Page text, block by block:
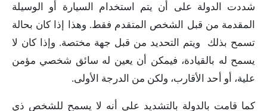
شددت الدولة على أن يتم استخدام السيارة أو الوسيلة
المقدمة من قبل الشخص المتقدم فقط. وهذا إذا كان بحالة
تسمح بذلك ويتم التحديد من قبل جهة مختصة. وإذا كان لا
يسمح له بالقيادة، فيمكن أن يعين له سائق شخصي مؤمن
علية، أو أحد الأقارب، ولكن من الدرجة الأولى.
كما قامت بالدولة بالتشديد على أنه لا يسمح للشخص ذي